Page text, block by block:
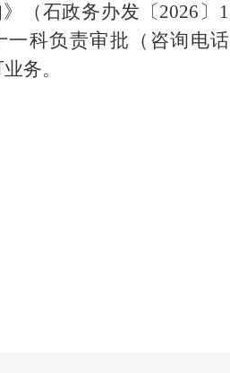
（石政务办发〔2026 〕 1
一科负责审批（ 咨询电话
务。